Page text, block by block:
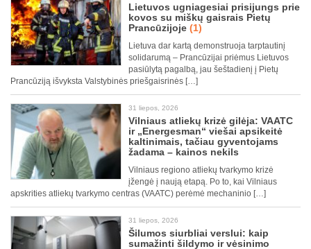
Lietuvos ugniagesiai prisijungs prie
kovos su miškų gaisrais Pietų
Prancūzijoje (1)
Lietuva dar kartą demonstruoja tarptautinį
solidarumą – Prancūzijai priėmus Lietuvos
pasiūlytą pagalbą, jau šeštadienį į Pietų
Prancūziją išvyksta Valstybinės priešgaisrinės […]
31 liepos, 2026
Vilniaus atliekų krizė gilėja: VAATC
ir „Energesman“ viešai apsikeitė
kaltinimais, tačiau gyventojams
žadama – kainos nekils
Vilniaus regiono atliekų tvarkymo krizė
įžengė į naują etapą. Po to, kai Vilniaus
apskrities atliekų tvarkymo centras (VAATC) perėmė mechaninio […]
31 liepos, 2026
Šilumos siurbliai verslui: kaip
sumažinti šildymo ir vėsinimo